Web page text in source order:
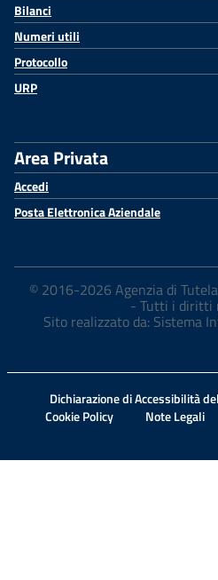
Bilanci
Numeri utili
Protocollo
URP
Area Privata
Accedi
Posta Elettronica Aziendale
© 2016-2026 Agenzia di
- Tutti i diritti
Sito realizzato da: Sistema
Dichiarazione di Accessibilità
Cookie Policy
Note Legali